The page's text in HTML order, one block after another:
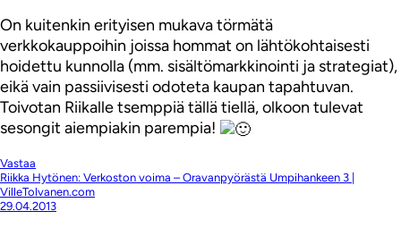
On kuitenkin erityisen mukava törmätä
verkkokauppoihin joissa hommat on lähtökohtaisesti
hoidettu kunnolla (mm. sisältömarkkinointi ja strategiat),
eikä vain passiivisesti odoteta kaupan tapahtuvan.
Toivotan Riikalle tsemppiä tällä tiellä, olkoon tulevat
sesongit aiempiakin parempia!
Vastaa
Riikka Hytönen: Verkoston voima – Oravanpyörästä Umpihankeen 3 |
VilleTolvanen.com
29.04.2013